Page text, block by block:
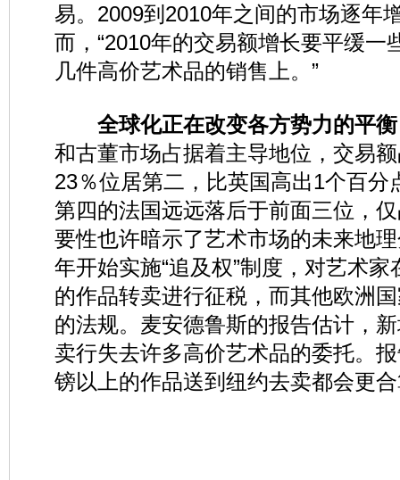
易。2009到2010年之间的市场逐年
而，“2010年的交易额增长要平缓一
几件高价艺术品的销售上。”
全球化正在改变各方势力的平
和古董市场占据着主导地位，交易
23％位居第二，比英国高出1个百分
第四的法国远远落后于前面三位，
要性也许暗示了艺术市场的未来地
年开始实施“追及权”制度，对艺术
的作品转卖进行征税，而其他欧洲
的法规。麦安德鲁斯的报告估计，
卖行失去许多高价艺术品的委托。
镑以上的作品送到纽约去卖都会更合